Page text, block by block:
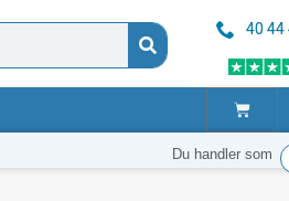
40 44
Kurv
Du handler som